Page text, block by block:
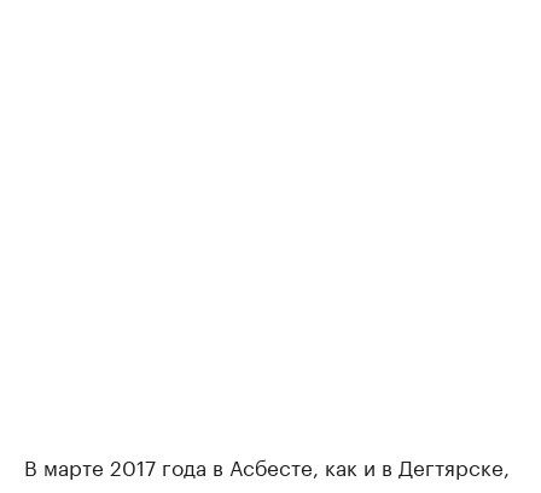
В марте 2017 года в Асбесте, как и в Дегтярске,